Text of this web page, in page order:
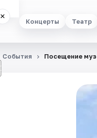
Концерты Театр
×
☾
События Посещение